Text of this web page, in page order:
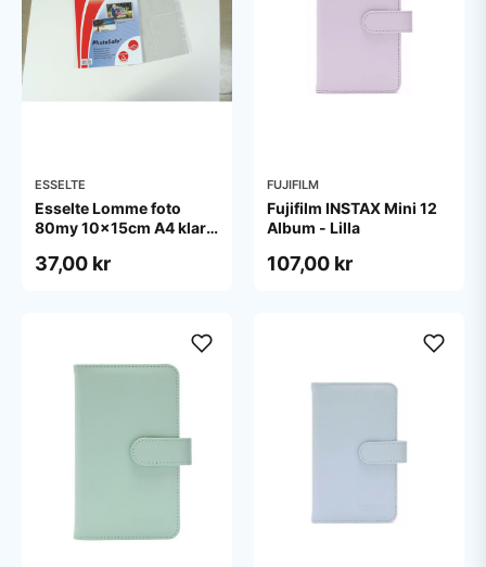
ESSELTE
Esselte Lomme foto
80my 10x15cm A4 klar
37,00 kr
FUJIFILM
Fujifilm INSTAX Mini 12
Album - Lilla
107,00 kr